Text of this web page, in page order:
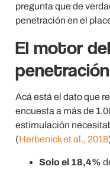
pregunta que de
penetración en el
El motor
penetración
Acá está el dato que
encuesta a más de
estimulación
(Herbenick et al., 2018
Solo el 18,4%